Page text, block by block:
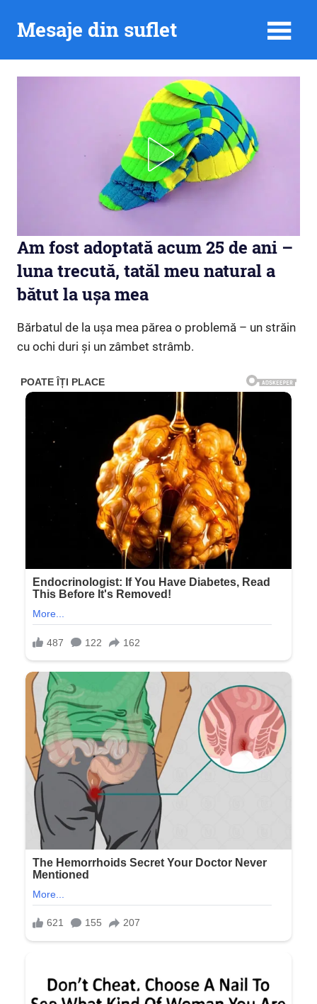
Mesaje din suflet
Am fost adoptată acum 25 de ani –
luna trecută, tatăl meu natural a
bătut la ușa mea
Bărbatul de la ușa mea părea o problemă – un străin
cu ochi duri și un zâmbet strâmb.